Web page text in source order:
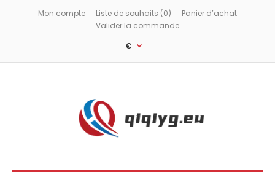
Mon compte Liste de souhaits (0)
Panier d’achat
Valider la commande
€